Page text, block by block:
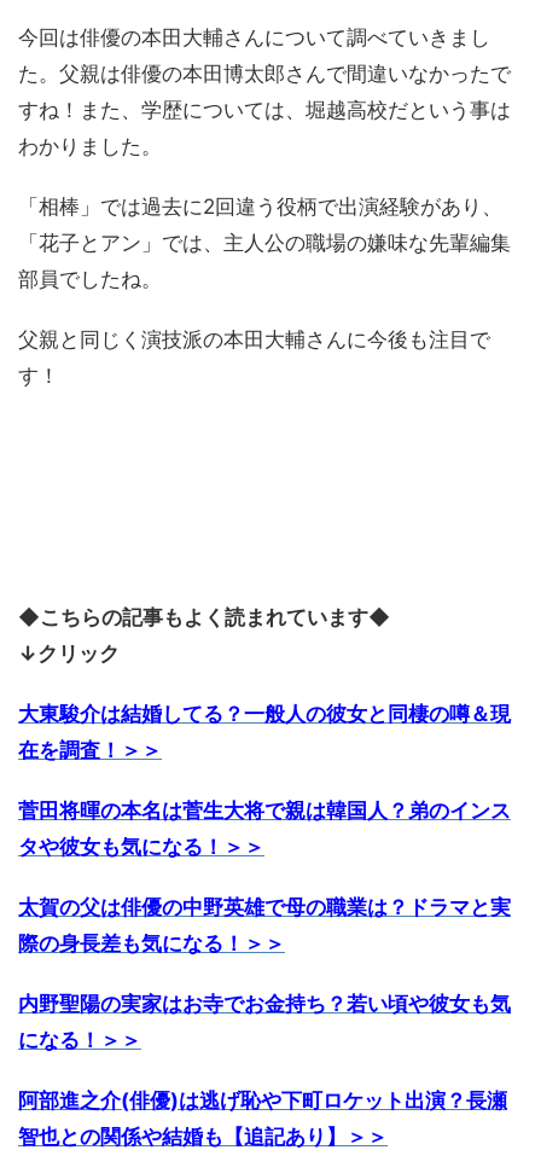
今回は俳優の本田大輔さんについて調べていきまし
た。父親は俳優の本田博太郎さんで間違いなかったで
すね！また、学歴については、堀越高校だという事は
わかりました。
「相棒」では過去に2回違う役柄で出演経験があり、
「花子とアン」では、主人公の職場の嫌味な先輩編集
部員でしたね。
父親と同じく演技派の本田大輔さんに今後も注目で
す！
◆こちらの記事もよく読まれています◆
↓クリック
大東駿介は結婚してる？一般人の彼女と同棲の噂＆現
在を調査！＞＞
菅田将暉の本名は菅生大将で親は韓国人？弟のインス
タや彼女も気になる！＞＞
太賀の父は俳優の中野英雄で母の職業は？ドラマと実
際の身長差も気になる！＞＞
内野聖陽の実家はお寺でお金持ち？若い頃や彼女も気
になる！＞＞
阿部進之介(俳優)は逃げ恥や下町ロケット出演？長瀬
智也との関係や結婚も【追記あり】＞＞